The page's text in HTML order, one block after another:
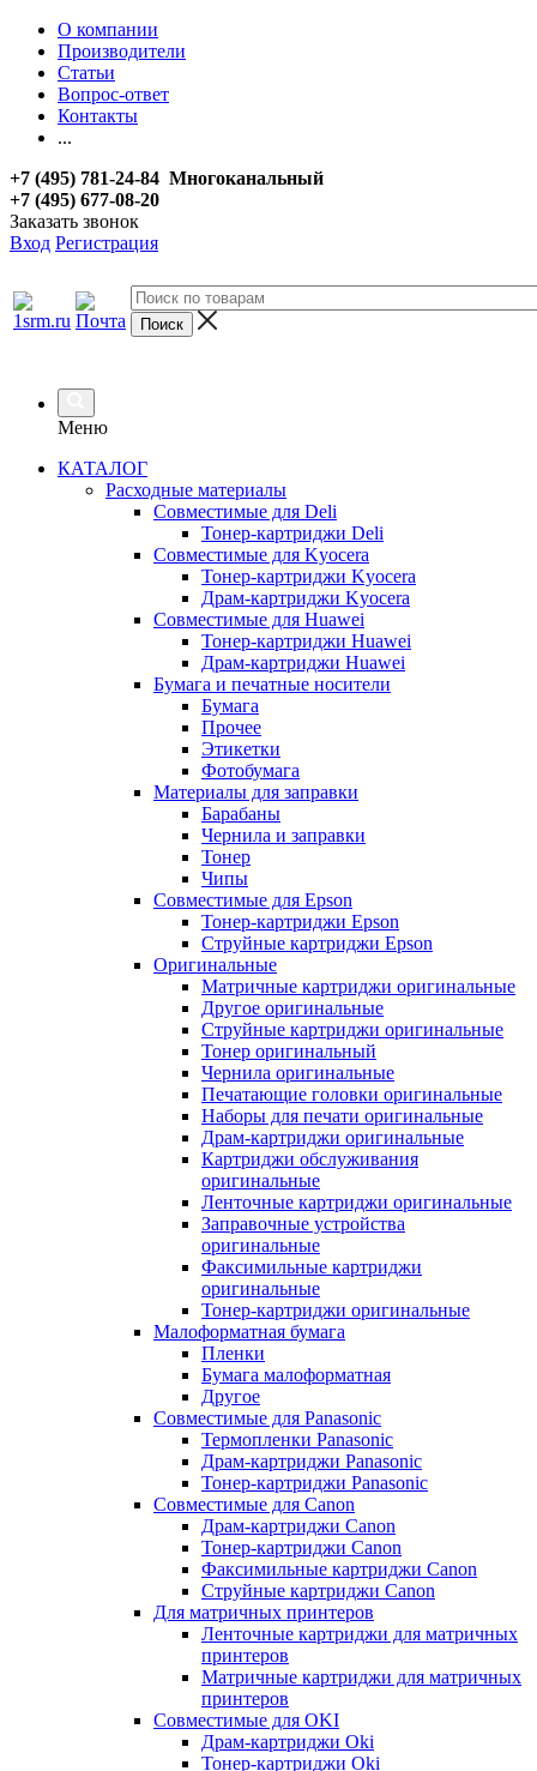
О компании
Производители
Статьи
Вопрос-ответ
Контакты
...
+7 (495) 781-24-84 Многоканальный
+7 (495) 677-08-20
Заказать звонок
Вход Регистрация
Меню
КАТАЛОГ
Расходные материалы
Совместимые для Deli
Тонер-картриджи Deli
Совместимые для Kyocera
Тонер-картриджи Kyocera
Драм-картриджи Kyocera
Совместимые для Huawei
Тонер-картриджи Huawei
Драм-картриджи Huawei
Бумага и печатные носители
Бумага
Прочее
Этикетки
Фотобумага
Материалы для заправки
Барабаны
Чернила и заправки
Тонер
Чипы
Совместимые для Epson
Тонер-картриджи Epson
Струйные картриджи Epson
Оригинальные
Матричные картриджи оригинальные
Другое оригинальные
Струйные картриджи оригинальные
Тонер оригинальный
Чернила оригинальные
Печатающие головки оригинальные
Наборы для печати оригинальные
Драм-картриджи оригинальные
Картриджи обслуживания
оригинальные
Ленточные картриджи оригинальные
Заправочные устройства
оригинальные
Факсимильные картриджи
оригинальные
Тонер-картриджи оригинальные
Малоформатная бумага
Пленки
Бумага малоформатная
Другое
Совместимые для Panasonic
Термопленки Panasonic
Драм-картриджи Panasonic
Тонер-картриджи Panasonic
Совместимые для Canon
Драм-картриджи Canon
Тонер-картриджи Canon
Факсимильные картриджи Canon
Струйные картриджи Canon
Для матричных принтеров
Ленточные картриджи для матричных
принтеров
Матричные картриджи для матричных
принтеров
Совместимые для OKI
Драм-картриджи Oki
Тонер-картриджи Oki